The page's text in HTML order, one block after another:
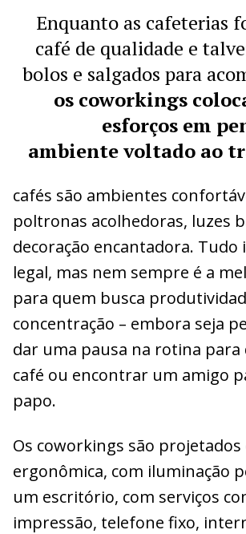
Enquanto as cafeterias
café de qualidade e
bolos e salgados para
os coworkings
esforços em
ambiente voltado ao
cafés são ambientes
poltronas acolhedoras, luzes
decoração encantadora. Tudo
legal, mas nem sempre é a
para quem busca
concentração – embora seja
dar uma pausa na rotina
café ou encontrar um amigo
papo.
Os coworkings são
ergonômica, com iluminação
um escritório, com serviços
impressão, telefone fixo,